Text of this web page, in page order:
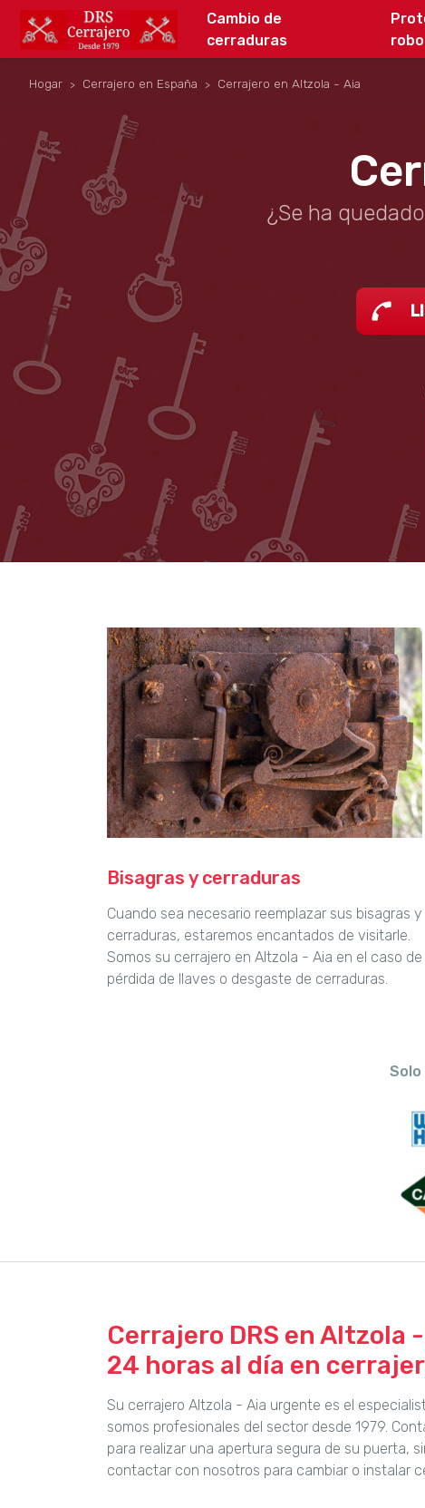
Cambio de
cerraduras
robo
Hogar Cerrajero en España Cerrajero en Altzola - Aia
¿Se ha
Bisagras y cerraduras
Cuando sea necesario reemplazar sus bisagras y
cerraduras, estaremos encantados de visitarle.
Somos su cerrajero en Altzola - Aia en el caso de
pérdida de llaves o desgaste de cerraduras.
Cerrajero DRS en Altzola
24 horas al día en
Su cerrajero Altzola - Aia urgente es el
somos profesionales del sector desde 1979.
para realizar una apertura segura de su puerta,
contactar con nosotros para cambiar o instalar